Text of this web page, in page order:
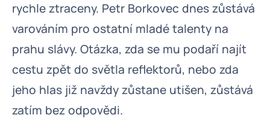
rychle ztraceny. Petr Borkovec dnes zůstává
varováním pro ostatní mladé talenty na
prahu slávy. Otázka, zda se mu podaří najít
cestu zpět do světla reflektorů, nebo zda
jeho hlas již navždy zůstane utišen, zůstává
zatím bez odpovědi.